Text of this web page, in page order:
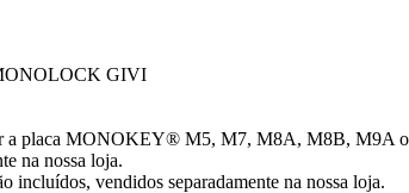
GIVI
a placa MONOKEY® M5, M7, M8A, M8B, M9A
na nossa loja.
incluídos, vendidos separadamente na nossa loja.